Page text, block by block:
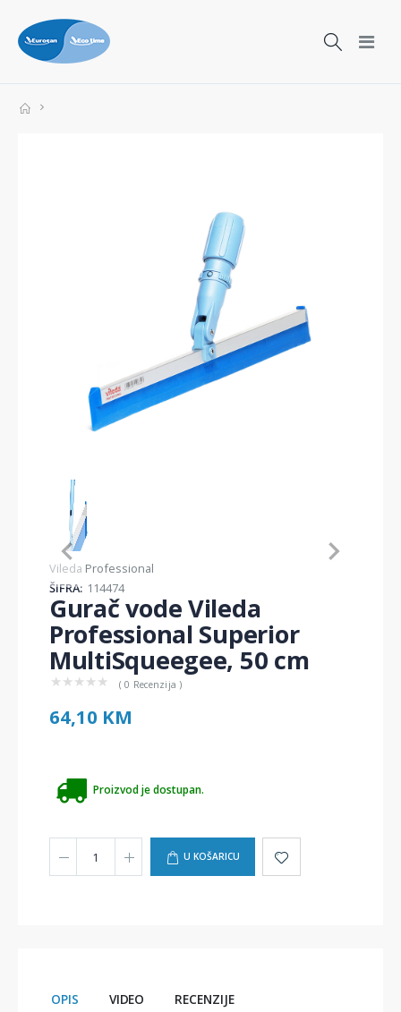
Item
1
of
1
Vileda Professional
ŠIFRA: 114474
Gurač vode Vileda
Professional Superior
MultiSqueegee, 50 cm
★ ★ ★ ★ ★ ( 0 Recenzija )
64,10 KM
Proizvod je dostupan.
U KOŠARICU
OPIS VIDEO RECENZIJE